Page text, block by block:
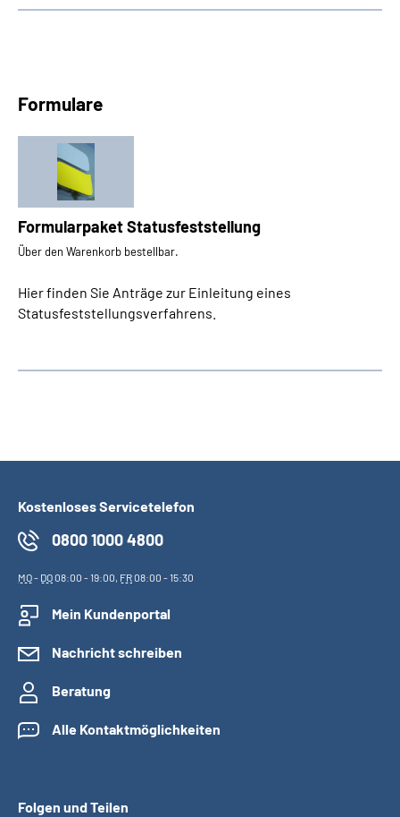
Formulare
Formularpaket Statusfeststellung
Über den Warenkorb bestellbar.
Hier finden Sie Anträge zur Einleitung eines
Statusfeststellungsverfahrens.
Kostenloses Servicetelefon
0800 1000 4800
MO- DO08:00 - 19:00, FR08:00 - 15:30
Mein Kundenportal
Nachricht schreiben
Beratung
Alle Kontaktmöglichkeiten
Folgen und Teilen